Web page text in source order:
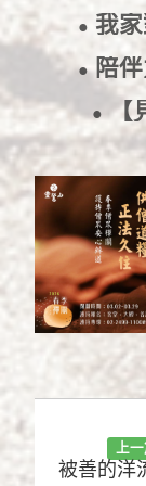
● 我
●陪
●【
上
被善的洋